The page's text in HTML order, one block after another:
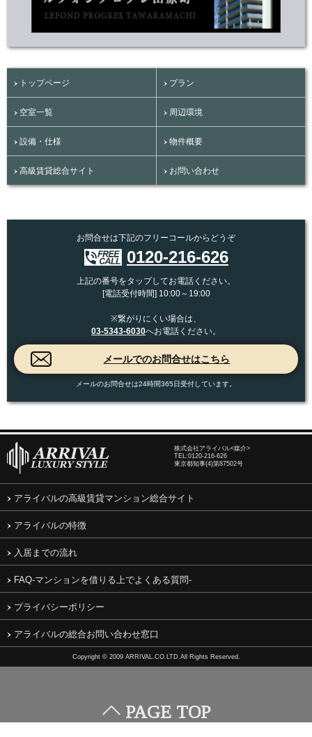
トップページ プラン
空室一覧 周辺環境
設備・仕様 物件概要
高級賃貸総合サイト お問い合わせ
お問合せは下記のフリーコールからどうぞ
0120-216-626
上記の番号をタップしてお電話ください。
[電話受付時間] 10:00～19:00
※繋がりにくい場合は、
03-5343-6030へお電話ください。
メールのお問合せは24時間365日受付しています。
株式会社アライバル<媒介>
TEL:0120-216-626
東京都知事(4)第87502号
アライバルの高級賃貸マンション総合サイト
アライバルの特徴
入居までの流れ
FAQ-マンションを借りる上でよくある質問-
プライバシーポリシー
アライバルの総合お問い合わせ窓口
Copyright © 2009 ARRIVAL.CO.LTD.All Rights Reserved.
PAGE TOP